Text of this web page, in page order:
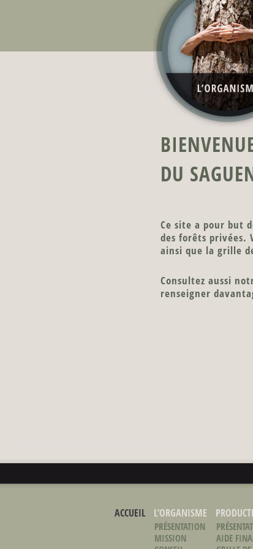
DU
Ce site a pour but
des forêts privées.
ainsi que la grille
Consultez aussi
renseigner
ACCUEIL L’ORGANISME
PRÉSENTATION
MISSION
AIDE